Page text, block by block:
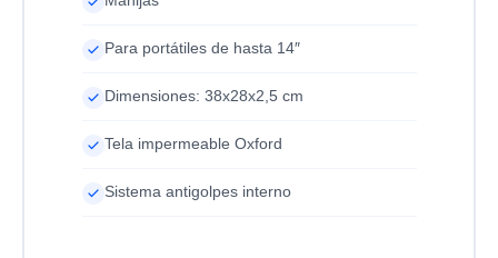
Para portátiles de hasta 14″
Dimensiones: 38x28x2,5 cm
Tela impermeable Oxford
Sistema antigolpes interno